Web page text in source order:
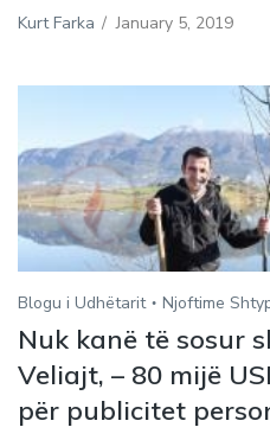
Kurt Farka / January 5, 2019
Blogu i Udhëtarit Njoftime
Nuk kanë të sosur
Veliajt, – 80 mijë
për publicitet